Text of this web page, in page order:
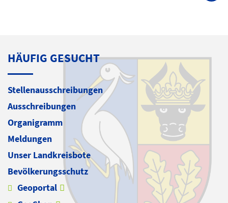
HÄUFIG GESUCHT
Stellenausschreibungen
Ausschreibungen
Organigramm
Meldungen
Unser Landkreisbote
Bevölkerungsschutz
Geoportal